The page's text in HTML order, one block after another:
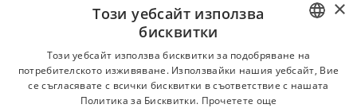
Когато получим оферта
BULGARIAN
ENGLISH
×
Този уебсайт използва
бисквитки
Този уебсайт използва бисквитки за подобряване на
потребителското изживяване. Използвайки нашия уебсайт, Вие
се съгласявате с всички бисквитки в съответствие с нашата
Политика за Бисквитки. Прочетете още